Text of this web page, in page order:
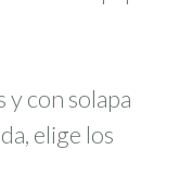
y con solapa
elige los